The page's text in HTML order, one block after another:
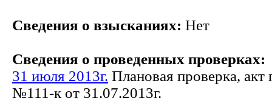
Сведения о взысканиях: Нет
Сведения о проведенных проверках:
31 июля 2013г. Плановая проверка, акт
№111-к от 31.07.2013г.